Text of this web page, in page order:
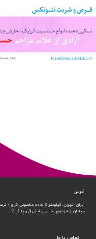
آدرس
ایران، تهران، کیلومتر 8 جاده مخصوص کرج - نرسیده به آزادگان
خیابان شانزدهم، خیابان 4 شرقی، پلاک 2